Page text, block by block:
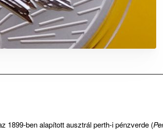
ben alapított ausztrál perth-i pénzverde (